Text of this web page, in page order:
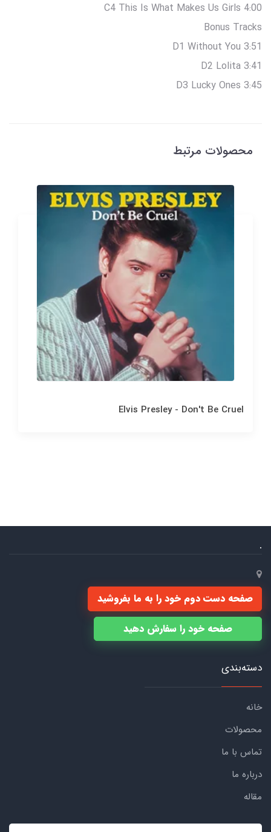
C4 This Is What Makes Us Girls 4:00
Bonus Tracks
D1 Without You 3:51
D2 Lolita 3:41
D3 Lucky Ones 3:45
محصولات مرتبط
Elvis Presley - Don't Be Cruel
.
صفحه دست دوم خود را به ما بفروشید
صفحه خود را سفارش دهید
دسته‌بندی
خانه
محصولات
تماس با ما
درباره ما
مقاله